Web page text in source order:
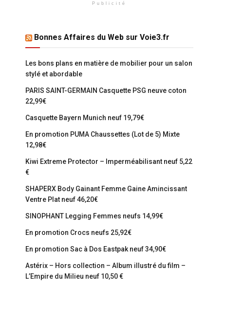
Publicité
Bonnes Affaires du Web sur Voie3.fr
Les bons plans en matière de mobilier pour un salon
stylé et abordable
PARIS SAINT-GERMAIN Casquette PSG neuve coton
22,99€
Casquette Bayern Munich neuf 19,79€
En promotion PUMA Chaussettes (Lot de 5) Mixte
12,98€
Kiwi Extreme Protector – Imperméabilisant neuf 5,22
€
SHAPERX Body Gainant Femme Gaine Amincissant
Ventre Plat neuf 46,20€
SINOPHANT Legging Femmes neufs 14,99€
En promotion Crocs neufs 25,92€
En promotion Sac à Dos Eastpak neuf 34,90€
Astérix – Hors collection – Album illustré du film –
L’Empire du Milieu neuf 10,50 €